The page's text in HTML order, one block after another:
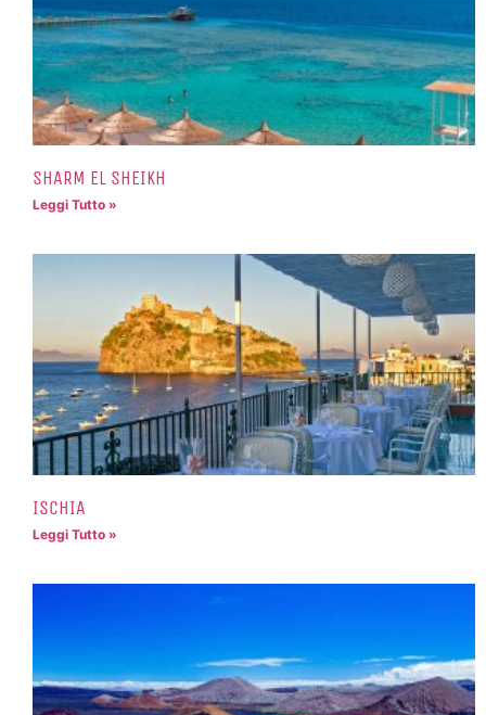
SHARM EL SHEIKH
Leggi Tutto »
ISCHIA
Leggi Tutto »